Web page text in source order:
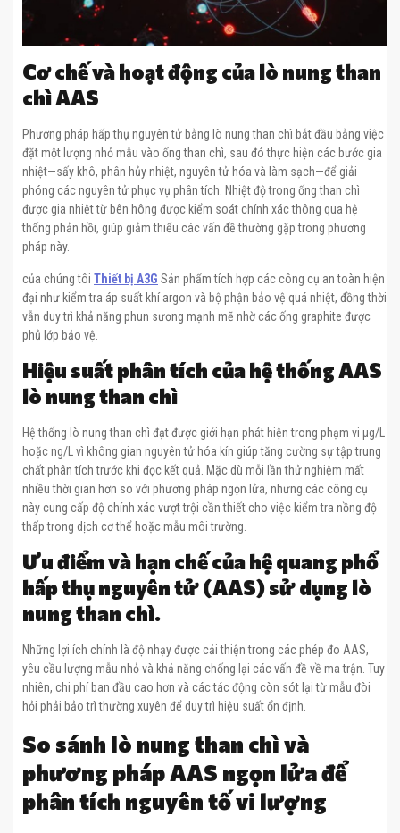
Cơ chế và hoạt động của lò nung than
chì AAS
Phương pháp hấp thụ nguyên tử bằng lò nung than chì bắt đầu bằng việc
đặt một lượng nhỏ mẫu vào ống than chì, sau đó thực hiện các bước gia
nhiệt—sấy khô, phân hủy nhiệt, nguyên tử hóa và làm sạch—để giải
phóng các nguyên tử phục vụ phân tích. Nhiệt độ trong ống than chì
được gia nhiệt từ bên hông được kiểm soát chính xác thông qua hệ
thống phản hồi, giúp giảm thiểu các vấn đề thường gặp trong phương
pháp này.
của chúng tôi Thiết bị A3G Sản phẩm tích hợp các công cụ an toàn hiện
đại như kiểm tra áp suất khí argon và bộ phận bảo vệ quá nhiệt, đồng thời
vẫn duy trì khả năng phun sương mạnh mẽ nhờ các ống graphite được
phủ lớp bảo vệ.
Hiệu suất phân tích của hệ thống AAS
lò nung than chì
Hệ thống lò nung than chì đạt được giới hạn phát hiện trong phạm vi µg/L
hoặc ng/L vì không gian nguyên tử hóa kín giúp tăng cường sự tập trung
chất phân tích trước khi đọc kết quả. Mặc dù mỗi lần thử nghiệm mất
nhiều thời gian hơn so với phương pháp ngọn lửa, nhưng các công cụ
này cung cấp độ chính xác vượt trội cần thiết cho việc kiểm tra nồng độ
thấp trong dịch cơ thể hoặc mẫu môi trường.
Ưu điểm và hạn chế của hệ quang phổ
hấp thụ nguyên tử (AAS) sử dụng lò
nung than chì.
Những lợi ích chính là độ nhạy được cải thiện trong các phép đo AAS,
yêu cầu lượng mẫu nhỏ và khả năng chống lại các vấn đề về ma trận. Tuy
nhiên, chi phí ban đầu cao hơn và các tác động còn sót lại từ mẫu đòi
hỏi phải bảo trì thường xuyên để duy trì hiệu suất ổn định.
So sánh lò nung than chì và
phương pháp AAS ngọn lửa để
phân tích nguyên tố vi lượng